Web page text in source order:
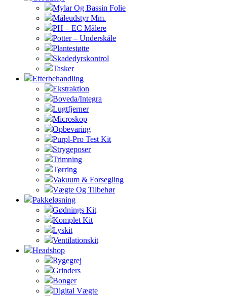
Mylar Og Bassin Folie
Måleudstyr Mm.
PH – EC Målere
Potter – Underskåle
Plantestøtte
Skadedyrskontrol
Tasker
Efterbehandling
Ekstraktion
Boveda/Integra
Lugtfjerner
Microskop
Opbevaring
Purpl-Pro Test Kit
Strygeposer
Trimning
Tørring
Vakuum & Forsegling
Vægte Og Tilbehør
Pakkeløsning
Gødnings Kit
Komplet Kit
Lyskit
Ventilationskit
Headshop
Rygegrej
Grinders
Bonger
Digital Vægte